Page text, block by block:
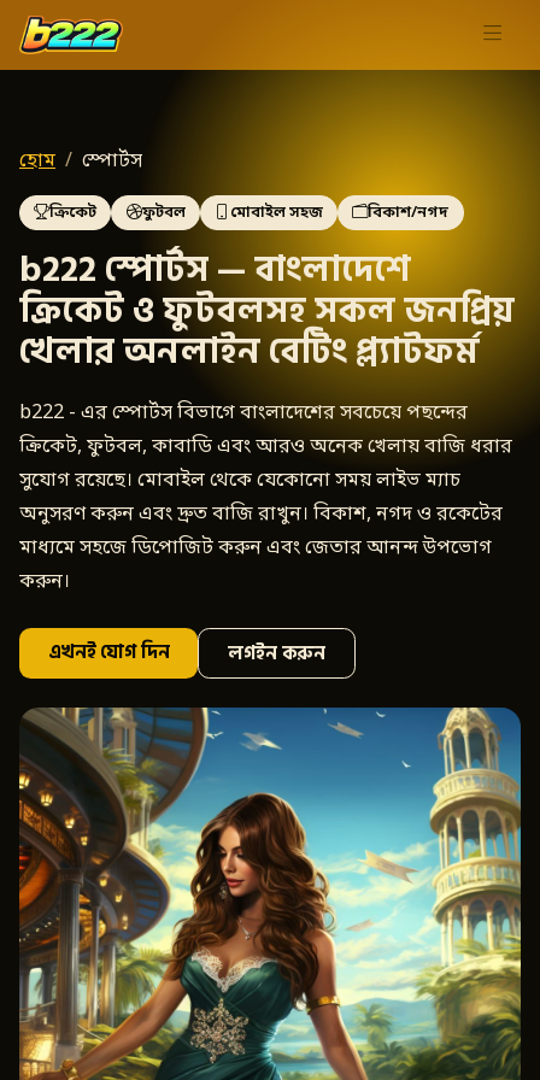
হোম স্পোর্টস
ক্রিকেট ফুটবল মোবাইল সহজ বিকাশ/নগদ
b222 স্পোর্টস — বাংলাদেশে
ক্রিকেট ও ফুটবলসহ সকল জনপ্রিয়
খেলার অনলাইন বেটিং প্ল্যাটফর্ম
b222 - এর স্পোর্টস বিভাগে বাংলাদেশের সবচেয়ে পছন্দের
ক্রিকেট, ফুটবল, কাবাডি এবং আরও অনেক খেলায় বাজি ধরার
সুযোগ রয়েছে। মোবাইল থেকে যেকোনো সময় লাইভ ম্যাচ
অনুসরণ করুন এবং দ্রুত বাজি রাখুন। বিকাশ, নগদ ও রকেটের
মাধ্যমে সহজে ডিপোজিট করুন এবং জেতার আনন্দ উপভোগ
করুন।
এখনই যোগ দিন লগইন করুন